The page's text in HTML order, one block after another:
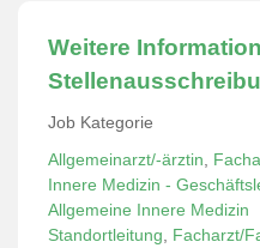
Weitere
Job Kategorie
Allgemeinarzt/-ärztin,
Innere Medizin -
Allgemeine Innere Medizin
Standortleitung, Facharzt/